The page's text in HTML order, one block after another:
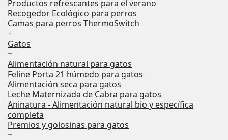
Productos refrescantes para el verano
Recogedor Ecológico para perros
Camas para perros ThermoSwitch
+
Gatos
+
Alimentación natural para gatos
Feline Porta 21 húmedo para gatos
Alimentación seca para gatos
Leche Maternizada de Cabra para gatos
Aninatura - Alimentación natural bio y específica
completa
Premios y golosinas para gatos
+